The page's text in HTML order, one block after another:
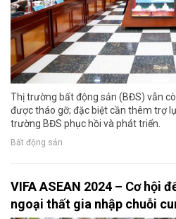
Thị trường bất động sản (BĐS) vẫn
được tháo gỡ; đặc biệt cần thêm trợ
trường BĐS phục hồi và phát triển.
Bất động sản
VIFA ASEAN 2024 – Cơ hội
ngoại thất gia nhập chuỗi